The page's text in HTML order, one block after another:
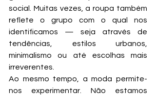
social. Muitas vezes, a roupa também
reflete o grupo com o qual nos
identificamos — seja através de
tendências, estilos urbanos,
minimalismo ou até escolhas mais
irreverentes.
Ao mesmo tempo, a moda permite-
nos experimentar. Não estamos